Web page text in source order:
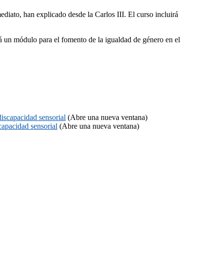
han explicado desde la Carlos III. El curso incluirá
módulo para el fomento de la igualdad de género en el
sensorial (Abre una nueva ventana)
sensorial (Abre una nueva ventana)